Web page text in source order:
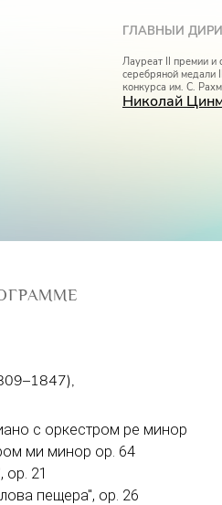
ГЛАВНЫЙ
Лауреат II премии и
серебряной
конкурса им. С.
Николай
с оркестром ре минор
ми минор op. 64
21
пещера", op. 26